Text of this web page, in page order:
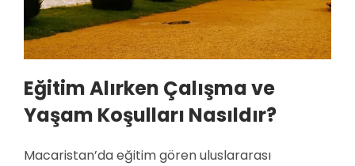
Eğitim Alırken Çalışma ve
Yaşam Koşulları Nasıldır?
Macaristan’da eğitim gören uluslararası